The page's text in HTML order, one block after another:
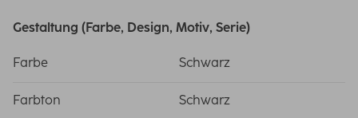
Gestaltung (Farbe, Design, Motiv, Serie)
Farbe Schwarz
Farbton Schwarz